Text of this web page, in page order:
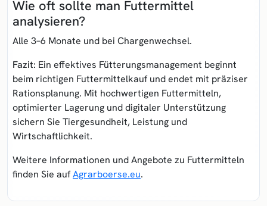
Wie oft sollte man Futtermittel
analysieren?
Alle 3–6 Monate und bei Chargenwechsel.
Fazit: Ein effektives Fütterungsmanagement beginnt
beim richtigen Futtermittelkaufund endet mit präziser
Rationsplanung. Mit hochwertigen Futtermitteln,
optimierter Lagerung und digitaler Unterstützung
sichern Sie Tiergesundheit, Leistung und
Wirtschaftlichkeit.
Weitere Informationen und Angebote zu Futtermitteln
finden Sie aufAgrarboerse.eu.